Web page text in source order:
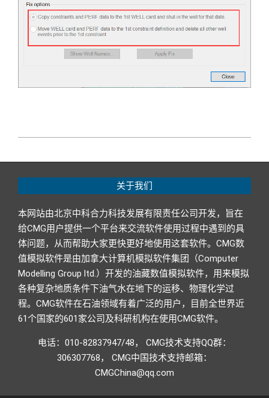
10-
关于我们
本网站由北京中科合力科技发展有限责任公司开发，旨在
给CMG用户提供一个平台来交流软件使用过程中遇到的具
体问题，从而帮助大家更快更好地使用这套软件。CMG数
值模拟软件是由加拿大计算机模拟软件集团（Computer
Modelling Group ltd.）开发的油藏数值模拟软件，用来模拟
各种复杂地质条件下油气水在地下的运移、物理化学过
程。CMG软件在石油领域有着广泛的用户，目前全世界近
61个国家的601家公司及科研机构在使用CMG软件。
电话：010-82837947/48， CMG技术支持QQ群：
306307768， CMG中国技术支持邮箱：
CMGChina@qq.com